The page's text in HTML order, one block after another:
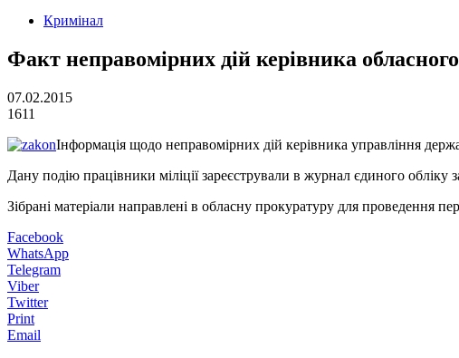
Кримінал
Факт неправомірних дій керівника
07.02.2015
1611
Інформація щодо неправомірних дій керівника управління
Дану подію працівники міліції зареєстрували в журнал єдиного
Зібрані матеріали направлені в обласну прокуратуру для проведення
Facebook
WhatsApp
Telegram
Viber
Twitter
Print
Email